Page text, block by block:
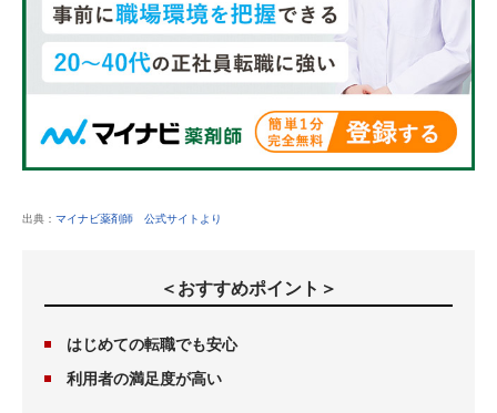
出典： マイナビ薬剤師 公式サイトより
＜おすすめポイント＞
はじめての転職でも安心
利用者の満足度が高い